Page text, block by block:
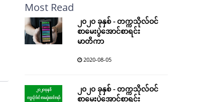
Most Read
၂၀၂၀ ခုနှစ် - တက္ကသိုလ်ဝင်
စာမေးပွဲအောင်စာရင်း
မာတိကာ
2020-08-05
၂၀၂၀ ခုနှစ် - တက္ကသိုလ်ဝင်